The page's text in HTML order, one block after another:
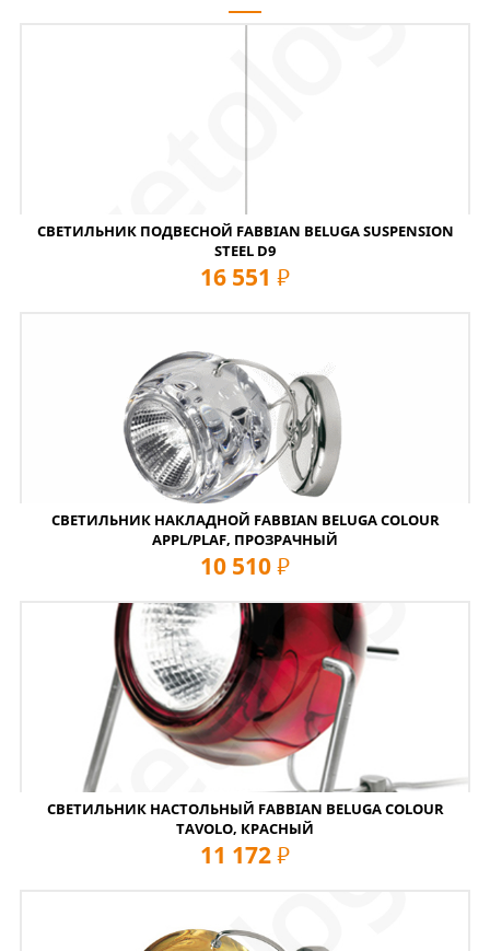
СВЕТИЛЬНИК ПОДВЕСНОЙ FABBIAN BELUGA SUSPENSION
STEEL D9
16 551 руб
СВЕТИЛЬНИК НАКЛАДНОЙ FABBIAN BELUGA COLOUR
APPL/PLAF, ПРОЗРАЧНЫЙ
10 510 руб
СВЕТИЛЬНИК НАСТОЛЬНЫЙ FABBIAN BELUGA COLOUR
TAVOLO, КРАСНЫЙ
11 172 руб